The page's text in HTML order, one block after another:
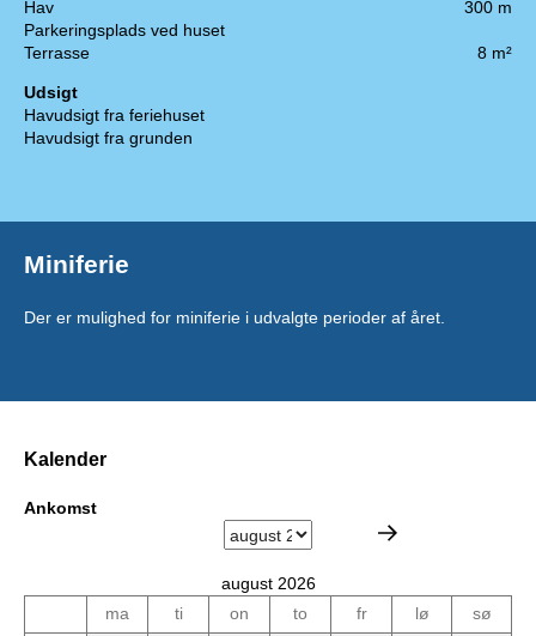
Hav
300 m
Parkeringsplads ved huset
Terrasse
8 m²
Udsigt
Havudsigt fra feriehuset
Havudsigt fra grunden
Miniferie
Der er mulighed for miniferie i udvalgte perioder af året.
Kalender
Ankomst
august 2026
ma
ti on to fr lø
sø